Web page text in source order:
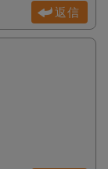
返信